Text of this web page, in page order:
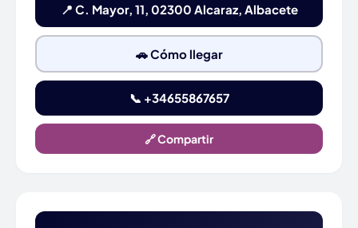
📍 C. Mayor, 11, 02300 Alcaraz, Albacete
🚗 Cómo llegar
📞 +34655867657
🔗 Compartir